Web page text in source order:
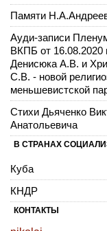
Памяти
Ауди-записи
ВКПБ от 16.08.2020
Денисюка А.В. и
С.В. - новой
меньшевистской
Стихи Дьяченко
Анатольевича
В СТРАНАХ
Куба
КНДР
КОНТАКТЫ